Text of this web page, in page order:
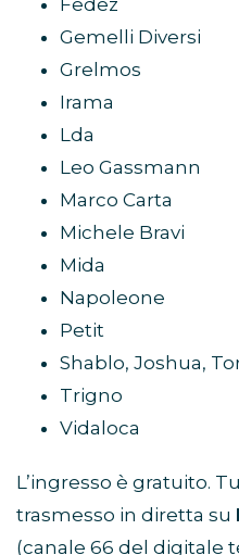
Fedez
Gemelli Diversi
Grelmos
Irama
Lda
Leo Gassmann
Marco Carta
Michele Bravi
Mida
Napoleone
Petit
Shablo, Joshua,
Trigno
Vidaloca
L’ingresso è gratuito.
trasmesso in diretta su
(canale 66 del digitale